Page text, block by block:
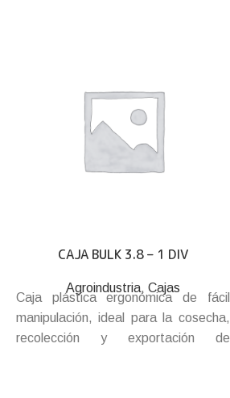
CAJA BULK 3.8 – 1 DIV
Agroindustria, Cajas
Caja plástica ergonómica de fácil
manipulación, ideal para la cosecha,
recolección y exportación de